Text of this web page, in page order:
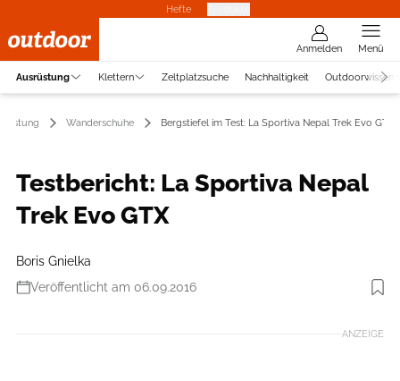
Hefte
Anmelden Menü
Ausrüstung Klettern Zeltplatzsuche Nachhaltigkeit Outdoorwissen
Wanderschuhe Bergstiefel im Test: La Sportiva Nepal Trek Evo GTX
Testbericht: La Sportiva Nepal
Trek Evo GTX
Boris Gnielka
Veröffentlicht am 06.09.2016
ANZEIGE